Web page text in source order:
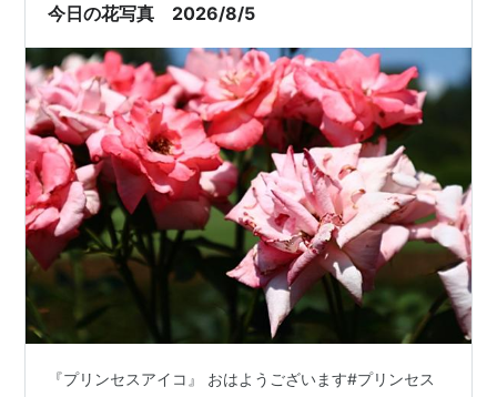
今日の花写真 2026/8/5
『プリンセスアイコ』 おはようございます#プリンセス